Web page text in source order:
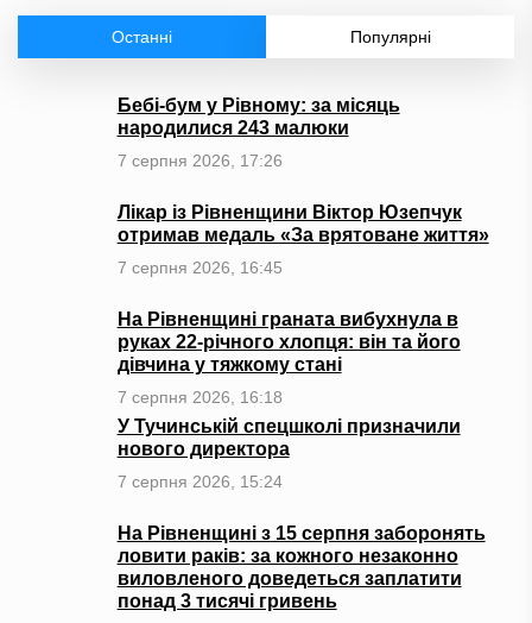
Останні Популярні
Бебі-бум у Рівному: за місяць
народилися 243 малюки
7 серпня 2026, 17:26
Лікар із Рівненщини Віктор Юзепчук
отримав медаль «За врятоване життя»
7 серпня 2026, 16:45
На Рівненщині граната вибухнула в
руках 22-річного хлопця: він та його
дівчина у тяжкому стані
7 серпня 2026, 16:18
У Тучинській спецшколі призначили
нового директора
7 серпня 2026, 15:24
На Рівненщині з 15 серпня заборонять
ловити раків: за кожного незаконно
виловленого доведеться заплатити
понад 3 тисячі гривень